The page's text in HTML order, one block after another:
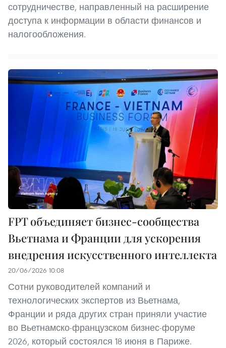
сотрудничестве, направленный на расширение
доступа к информации в области финансов и
налогообложения.
FPT объединяет бизнес-сообщества
Вьетнама и Франции для ускорения
внедрения искусственного интеллекта
20/06/2026 10:08
Сотни руководителей компаний и
технологических экспертов из Вьетнама,
Франции и ряда других стран приняли участие
во Вьетнамско-французском бизнес-форуме
2026, который состоялся 18 июня в Париже.